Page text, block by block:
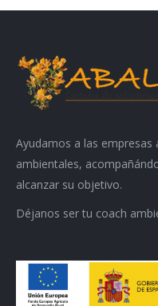
Ayudamos a las
ambientales,
alcanzar su objetivo.
Déjanos ser tu coach